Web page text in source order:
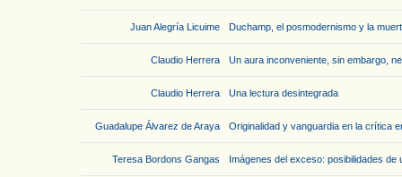
Juan Alegría Licuime Duchamp, el posmodernismo y la
Claudio Herrera Un aura inconveniente, sin embargo,
Claudio Herrera Una lectura desintegrada
Guadalupe Álvarez de Araya Originalidad y vanguardia en la crítica
Teresa Bordons Gangas Imágenes del exceso: posibilidades